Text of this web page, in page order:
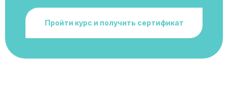
Пройти курс и получить сертификат